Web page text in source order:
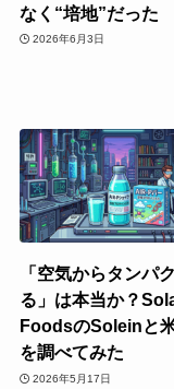
なく“培地”だった
2026年6月3日
「空気からタンパ
る」は本当か？
FoodsのSoleinと
を調べてみた
2026年5月17日